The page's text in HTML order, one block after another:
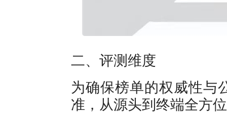
二、评测维度
为确保榜单的权威性与
准，从源头到终端全方